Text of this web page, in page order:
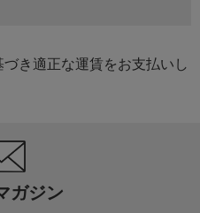
き適正な運賃をお支払いし
ガジン